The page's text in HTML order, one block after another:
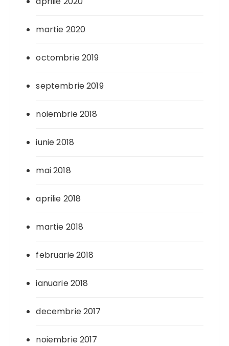
martie 2020
octombrie 2019
septembrie 2019
noiembrie 2018
iunie 2018
mai 2018
aprilie 2018
martie 2018
februarie 2018
ianuarie 2018
decembrie 2017
noiembrie 2017